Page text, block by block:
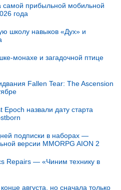
самой прибыльной мобильной
года
школу навыков «Дух» и
монахе и загадочной птице
Fallen Tear: The Ascension
назвали дату старта
подписки в наборах —
версии MMORPG AION 2
Repairs — «Чиним технику в
августа, но сначала только